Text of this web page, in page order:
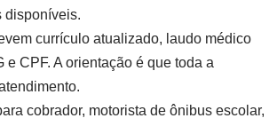
disponíveis.
currículo atualizado, laudo médico
CPF. A orientação é que toda a
cobrador, motorista de ônibus escolar,